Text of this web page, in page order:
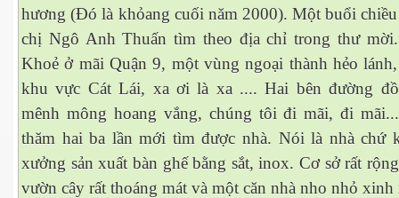
hương (Đó là khỏang cuối năm 2000). Một buổi
chị Ngô Anh Thuấn tìm theo địa chỉ trong thư
Khoẻ ở mãi Quận 9, một vùng ngoại thành hẻo
khu vực Cát Lái, xa ơi là xa .... Hai bên đường
mênh mông hoang vắng, chúng tôi đi mãi, đi
thăm hai ba lần mới tìm được nhà. Nói là nhà chứ
xưởng sản xuất bàn ghế bằng sắt, inox. Cơ sở rất
vườn cây rất thoáng mát và một căn nhà nho nhỏ
Bộ xưa
2015